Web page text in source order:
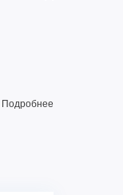
Подробнее